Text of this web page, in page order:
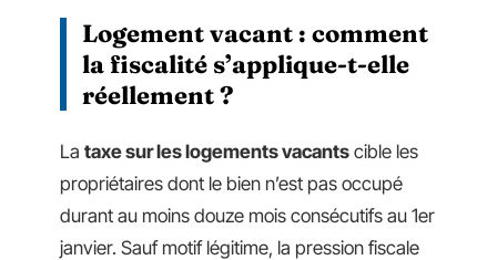
Logement vacant : comment
la fiscalité s’applique-t-elle
réellement ?
La taxe sur les logements vacants cible les
propriétaires dont le bien n’est pas occupé
durant au moins douze mois consécutifs au 1er
janvier. Sauf motif légitime, la pression fiscale